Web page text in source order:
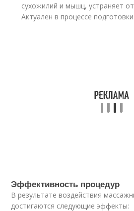
сухожилий и мышц, устраняет
Актуален в процессе
Эффективность процедур
В результате воздействия
достигаются следующие эффекты: